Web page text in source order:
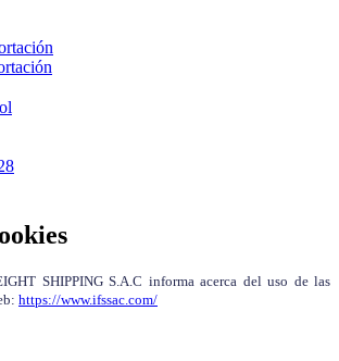
SHIPPING S.A.C informa acerca del uso de las
https://www.ifssac.com/